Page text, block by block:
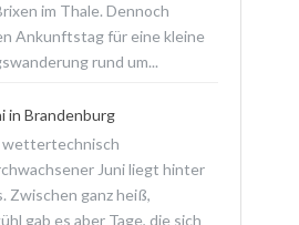
im Thale. Dennoch
Ankunftstag für eine kleine
rund um...
in Brandenburg
wettertechnisch
Juni liegt hinter
Zwischen ganz heiß,
gab es aber Tage, die sich